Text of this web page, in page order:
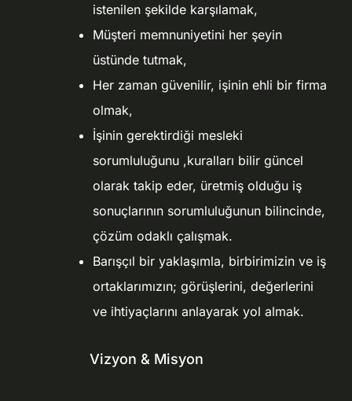
istenilen şekilde karşılamak,
Müşteri memnuniyetini her şeyin
üstünde tutmak,
Her zaman güvenilir, işinin ehli bir firma
olmak,
İşinin gerektirdiği mesleki
sorumluluğunu ,kuralları bilir güncel
olarak takip eder, üretmiş olduğu iş
sonuçlarının sorumluluğunun bilincinde,
çözüm odaklı çalışmak.
Barışçıl bir yaklaşımla, birbirimizin ve iş
ortaklarımızın; görüşlerini, değerlerini
ve ihtiyaçlarını anlayarak yol almak.
Vizyon & Misyon